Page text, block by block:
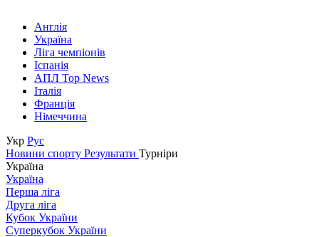
Англія
Україна
Ліга чемпіонів
Іспанія
АПЛ Top News
Італія
Франція
Німеччина
Укр Рус
Новини спорту Результати Турніри
Україна
Україна
Перша ліга
Друга ліга
Кубок України
Суперкубок України